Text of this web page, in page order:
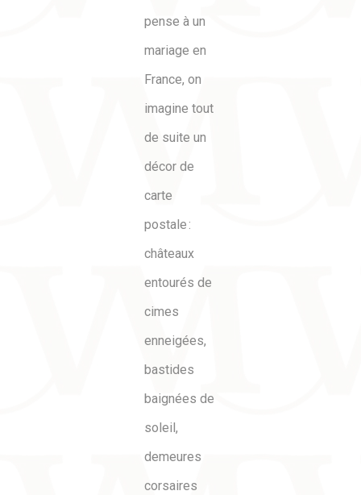
pense à un
mariage en
France, on
imagine tout
de suite un
décor de
carte
postale :
châteaux
entourés de
cimes
enneigées,
bastides
baignées de
soleil,
demeures
corsaires